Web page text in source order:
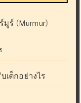
ร์ (Murmur)
ด็กอย่างไร